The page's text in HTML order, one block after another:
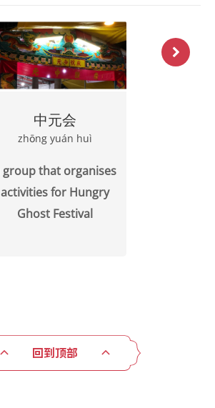
中元会
zhōng yuán huì
group that organises
activities for Hungry
Ghost Festival
回到顶部